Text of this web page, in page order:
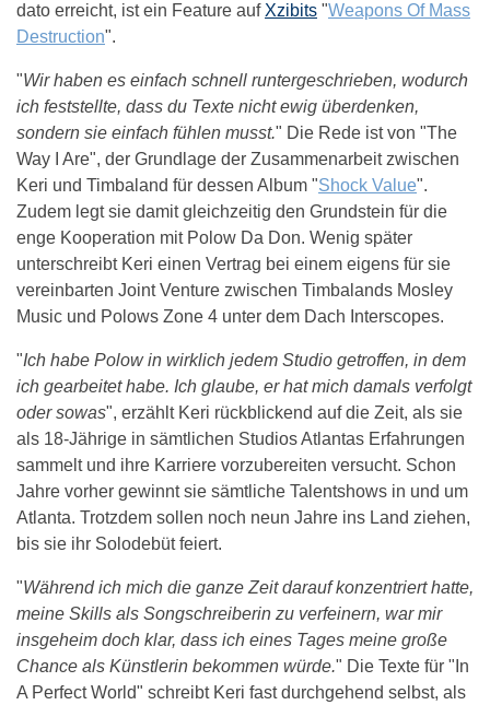
dato erreicht, ist ein Feature aufXzibits "Weapons Of Mass
Destruction".
"Wir haben es einfach schnell runtergeschrieben, wodurch
ich feststellte, dass du Texte nicht ewig überdenken,
sondern sie einfach fühlen musst." Die Rede ist von "The
Way I Are", der Grundlage der Zusammenarbeit zwischen
Keri und Timbaland für dessen Album "Shock Value".
Zudem legt sie damit gleichzeitig den Grundstein für die
enge Kooperation mit Polow Da Don. Wenig später
unterschreibt Keri einen Vertrag bei einem eigens für sie
vereinbarten Joint Venture zwischen Timbalands Mosley
Music und Polows Zone 4 unter dem Dach Interscopes.
"Ich habe Polow in wirklich jedem Studio getroffen, in dem
ich gearbeitet habe. Ich glaube, er hat mich damals verfolgt
oder sowas", erzählt Keri rückblickend auf die Zeit, als sie
als 18-Jährige in sämtlichen Studios Atlantas Erfahrungen
sammelt und ihre Karriere vorzubereiten versucht. Schon
Jahre vorher gewinnt sie sämtliche Talentshows in und um
Atlanta. Trotzdem sollen noch neun Jahre ins Land ziehen,
bis sie ihr Solodebüt feiert.
"Während ich mich die ganze Zeit darauf konzentriert hatte,
meine Skills als Songschreiberin zu verfeinern, war mir
insgeheim doch klar, dass ich eines Tages meine große
Chance als Künstlerin bekommen würde." Die Texte für "In
A Perfect World" schreibt Keri fast durchgehend selbst, als